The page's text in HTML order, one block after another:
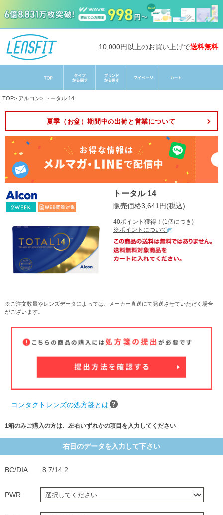
10,000円以上のお買い上げで送料無料
TOP> アルコン> トータル 14
夏季（お盆）期間中の出荷と営業について
トータル 14
販売価格3,641円(税込)
40ポイント獲得！(1個につき)
※ポイントについて
※ご注文数量やレンズデータによっては、メーカー直送にて発送させていただく場合
がございます。
コンタクトレンズの処方箋とは
1箱のみご購入の方は、左右いずれかの項目を入力してください
右目のデータを入力して下さい
BC/DIA 8.7/14.2
PWR